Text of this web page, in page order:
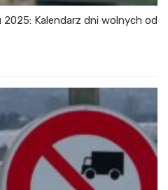
Kalendarz dni wolnych od